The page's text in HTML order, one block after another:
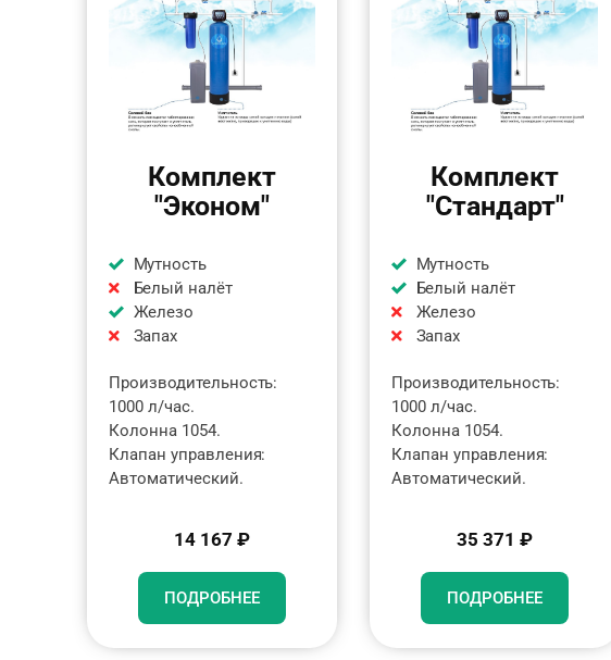
Комплект
"Эконом"
Мутность
Белый налёт
Железо
Запах
Производительность:
1000 л/час.
Колонна 1054.
Клапан управления:
Автоматический.
14 167 ₽
ПОДРОБНЕЕ
Комплект
"Стандарт"
Мутность
Белый налёт
Железо
Запах
Производительность:
1000 л/час.
Колонна 1054.
Клапан управления:
Автоматический.
35 371 ₽
ПОДРОБНЕЕ